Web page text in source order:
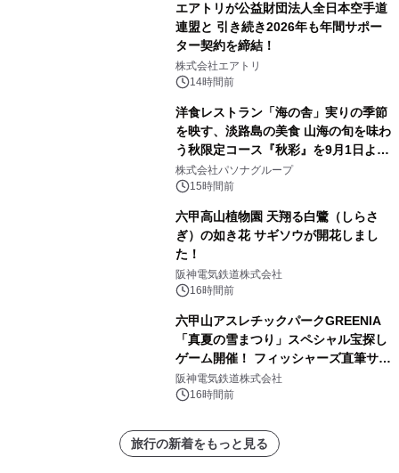
エアトリが公益財団法人全日本空手道
連盟と 引き続き2026年も年間サポー
ター契約を締結！
株式会社エアトリ
14時間前
洋食レストラン「海の舎」実りの季節
を映す、淡路島の美食 山海の旬を味わ
う秋限定コース『秋彩』を9月1日より
提供開始
株式会社パソナグループ
15時間前
六甲高山植物園 天翔る白鷺（しらさ
ぎ）の如き花 サギソウが開花しまし
た！
阪神電気鉄道株式会社
16時間前
六甲山アスレチックパークGREENIA
「真夏の雪まつり」スペシャル宝探し
ゲーム開催！ フィッシャーズ直筆サイ
ン色紙など豪華景品が登場！
阪神電気鉄道株式会社
16時間前
旅行の新着をもっと見る